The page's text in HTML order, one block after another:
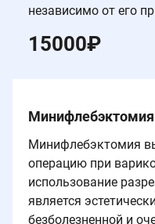
независимо от его
15000₽
Минифлебэктомия
операцию при
использование
является
безболезненной и